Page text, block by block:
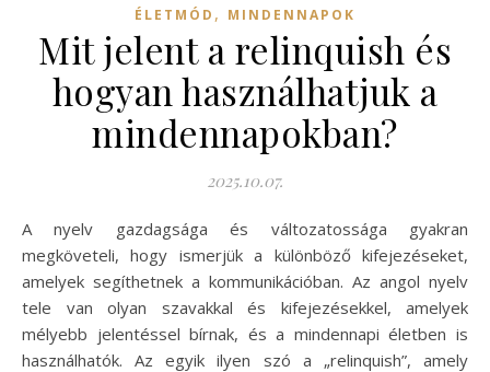
ÉLETMÓD , MINDENNAPOK
Mit jelent a relinquish és
hogyan használhatjuk a
mindennapokban?
2025.10.07.
A nyelv gazdagsága és változatossága gyakran
megköveteli, hogy ismerjük a különböző kifejezéseket,
amelyek segíthetnek a kommunikációban. Az angol nyelv
tele van olyan szavakkal és kifejezésekkel, amelyek
mélyebb jelentéssel bírnak, és a mindennapi életben is
használhatók. Az egyik ilyen szó a „relinquish”, amely